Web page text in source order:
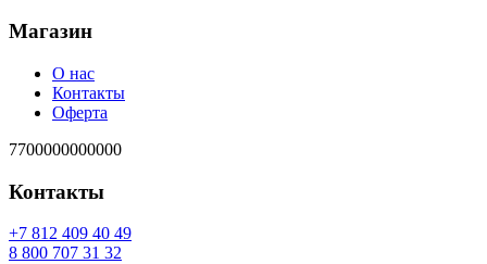
Магазин
О нас
Контакты
Оферта
7700000000000
Контакты
94 04 904 218 7+
23 13 707 008 8